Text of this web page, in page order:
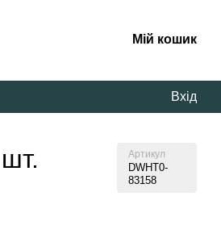
Мій кошик
Вхід
Артикул
DWHT0-
83158